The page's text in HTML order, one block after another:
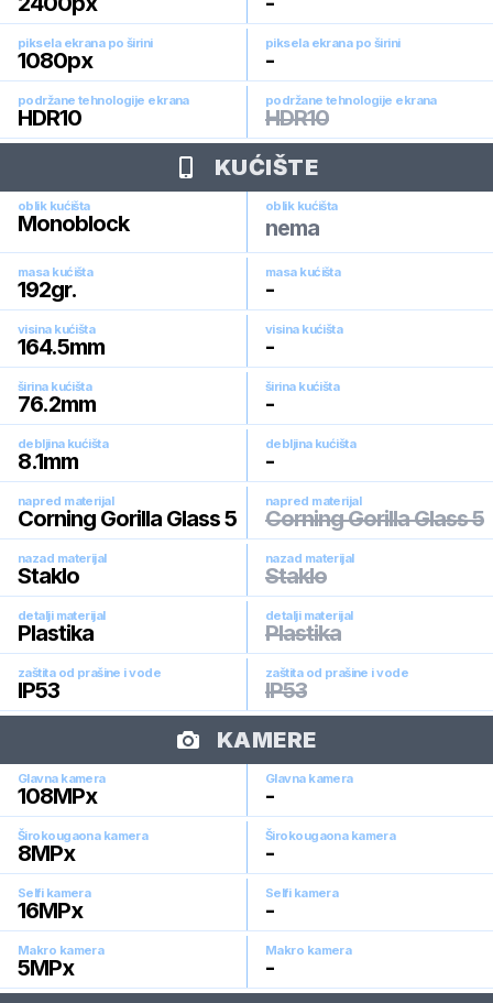
piksela ekrana po širini
1080px
piksela ekrana po širini
-
podržane tehnologije ekrana
HDR10
podržane tehnologije ekrana
HDR10
KUĆIŠTE
oblik kućišta
Monoblock
oblik kućišta
nema
masa kućišta
192gr.
masa kućišta
-
visina kućišta
164.5mm
visina kućišta
-
širina kućišta
76.2mm
širina kućišta
-
debljina kućišta
8.1mm
debljina kućišta
-
napred materijal
Corning Gorilla Glass 5
napred materijal
Corning Gorilla Glass 5
nazad materijal
Staklo
nazad materijal
Staklo
detalji materijal
Plastika
detalji materijal
Plastika
zaštita od prašine i vode
IP53
zaštita od prašine i vode
IP53
KAMERE
Glavna kamera
108MPx
Glavna kamera
-
Širokougaona kamera
8MPx
Širokougaona kamera
-
Selfi kamera
16MPx
Selfi kamera
-
Makro kamera
5MPx
Makro kamera
-